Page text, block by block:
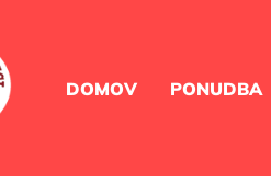
DOMOV PONUDBA